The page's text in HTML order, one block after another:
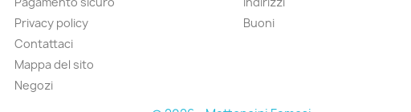
Privacy policy
Contattaci
Mappa del sito
Negozi
Buoni